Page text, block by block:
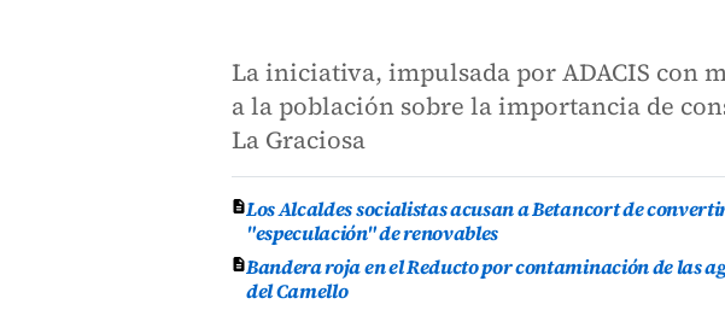
La iniciativa, impulsada por ADACIS con
a la población sobre la importancia de
La Graciosa
Los Alcaldes socialistas acusan a Betancort de
"especulación" de renovables
Bandera roja en el Reducto por contaminación de las
del Camello